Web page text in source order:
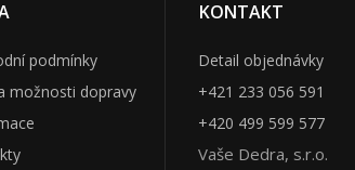
podmínky
možnosti dopravy
KONTAKT
Detail objednávky
+421 233 056 591
+420 499 599 577
Vaše Dedra, s.r.o.